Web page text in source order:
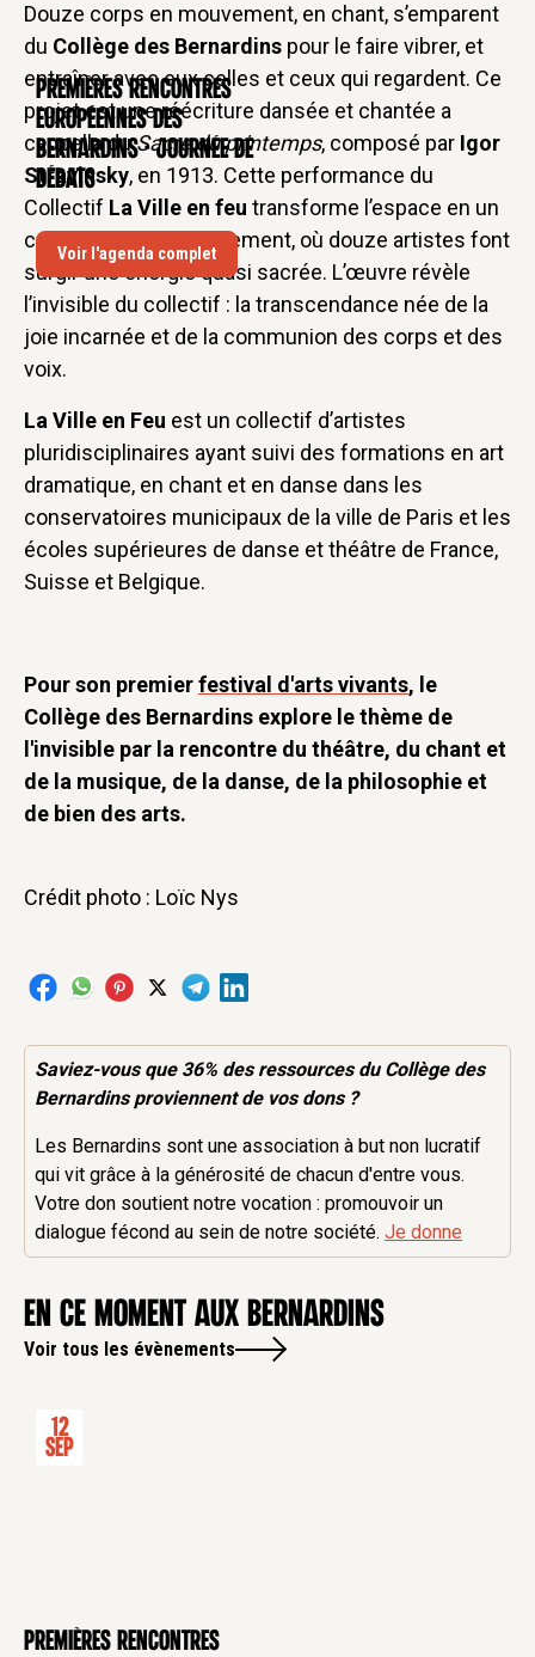
CONFÉRENCE
Premières rencontres
européennes des
Bernardins - Journée de
débats
Voir l'agenda complet
Douze corps en mouvement, en chant, s’emparent
du Collège des Bernardins pour le faire vibrer, et
entraîner avec eux celles et ceux qui regardent. Ce
projet est une réécriture dansée et chantée a
cappella duSacre du printemps, composé par Igor
Stravinsky, en 1913. Cette performance du
Collectif La Ville en feu transforme l’espace en un
corps choral en mouvement, où douze artistes font
surgir une énergie quasi sacrée. L’œuvre révèle
l’invisible du collectif : la transcendance née de la
joie incarnée et de la communion des corps et des
voix.
La Ville en Feu est un collectif d’artistes
pluridisciplinaires ayant suivi des formations en art
dramatique, en chant et en danse dans les
conservatoires municipaux de la ville de Paris et les
écoles supérieures de danse et théâtre de France,
Suisse et Belgique.
Pour son premierfestival d'arts vivants, le
Collège des Bernardins explore le thème de
l'invisible par la rencontre du théâtre, du chant et
de la musique, de la danse, de la philosophie et
de bien des arts.
Crédit photo : Loïc Nys
Saviez-vous que 36% desressourcesdu Collège des
Bernardins proviennent de vos dons ?
Les Bernardins sont une association à but non lucratif
qui vit grâce à la générosité de chacun d'entre vous.
Votre don soutient notre vocation : promouvoir un
dialogue fécond au sein de notre société.Je donne
en ce moment aux Bernardins
Voir tous les évènements
12
Sep
Premières rencontres